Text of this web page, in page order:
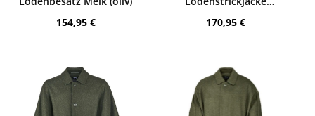
Regulärer Preis:
154,95 € Regulärer Preis:
170,95 €